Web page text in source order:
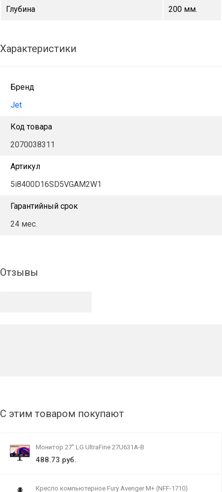
Глубина 200 мм.
Характеристики
Бренд
Jet
Код товара
2070038311
Артикул
5i8400D16SD5VGAM2W1
Гарантийный срок
24 мес.
Отзывы
С этим товаром покупают
Монитор 27" LG UltraFine 27U631A-B
488.73 руб.
Кресло компьютерное Fury Avenger M+ (NFF-1710)